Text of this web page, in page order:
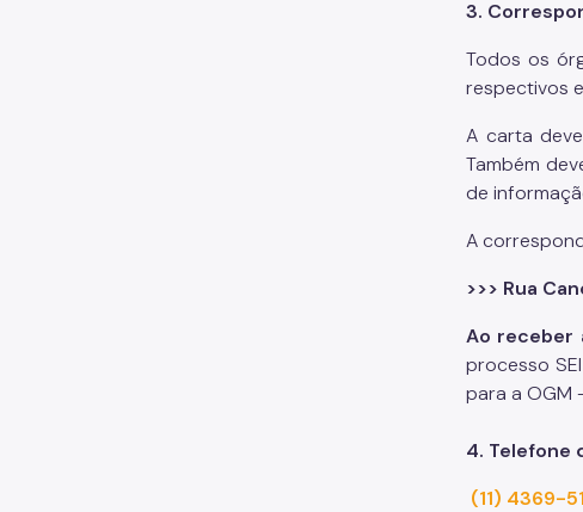
3.
Todos os
respectivos
A carta
Também
de
A
>>> Rua
Ao receber
processo
para a OGM
4. Telefone
(11) 4369-